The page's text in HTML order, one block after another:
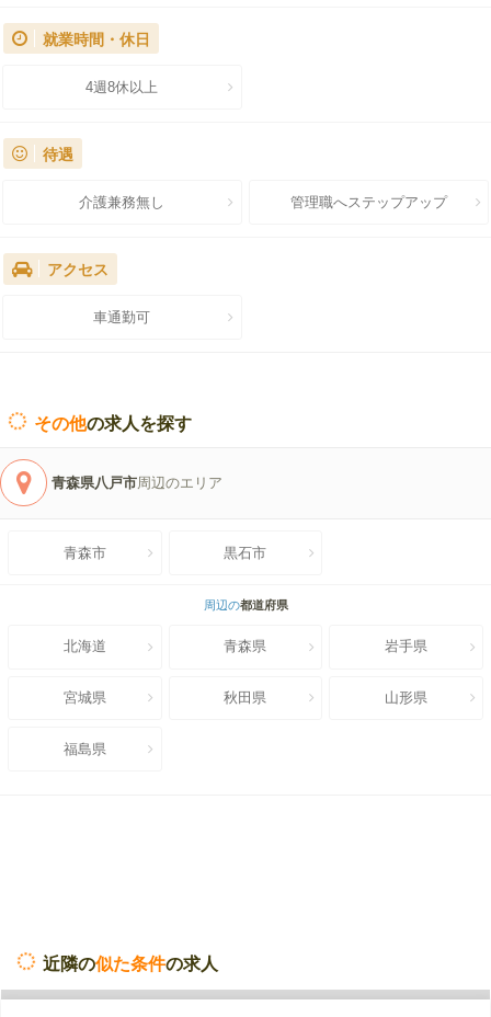
就業時間・休日
4週8休以上
待遇
介護兼務無し 管理職へステップアップ
アクセス
車通勤可
その他の求人を探す
青森県八戸市周辺のエリア
青森市 黒石市
周辺の都道府県
北海道 青森県 岩手県
宮城県 秋田県 山形県
福島県
近隣の似た条件の求人